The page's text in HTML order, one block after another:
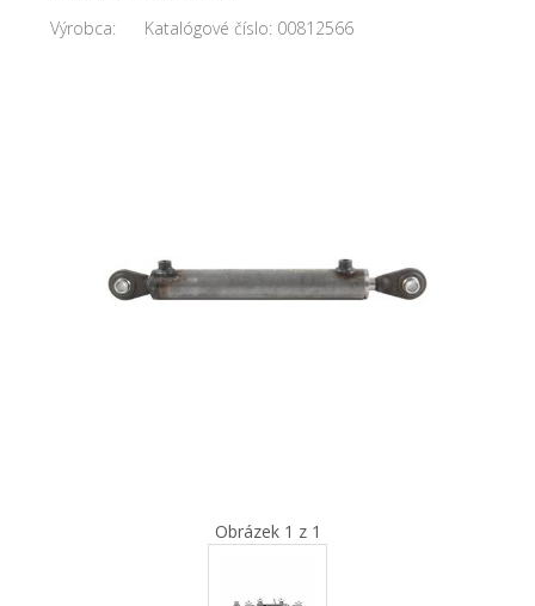
Výrobca: Katalógové číslo: 00812566
Obrázek 1 z 1